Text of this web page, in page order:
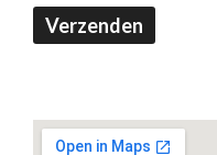
Verzenden